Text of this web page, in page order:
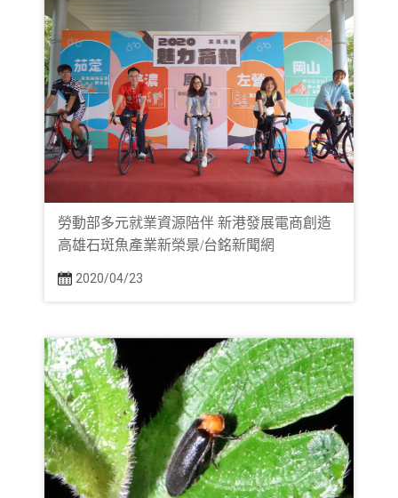
勞動部多元就業資源陪伴 新港發展電商創造
高雄石斑魚產業新榮景/台銘新聞網
2020/04/23